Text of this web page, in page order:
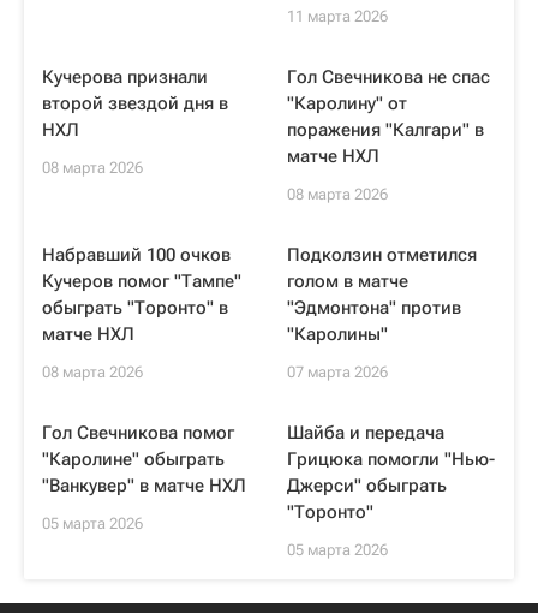
11 марта 2026
Кучерова признали
второй звездой дня в
НХЛ
08 марта 2026
Гол Свечникова не спас
"Каролину" от
поражения "Калгари" в
матче НХЛ
08 марта 2026
Набравший 100 очков
Кучеров помог "Тампе"
обыграть "Торонто" в
матче НХЛ
08 марта 2026
Подколзин отметился
голом в матче
"Эдмонтона" против
"Каролины"
07 марта 2026
Гол Свечникова помог
"Каролине" обыграть
"Ванкувер" в матче НХЛ
05 марта 2026
Шайба и передача
Грицюка помогли "Нью-
Джерси" обыграть
"Торонто"
05 марта 2026